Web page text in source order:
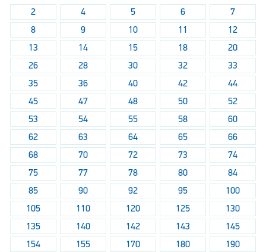
2 4 5 6
7
8
9 10 11
12
13
14 15 18
20
26
28 30 32
33
35
36 40 42
44
45
47 48 50
52
53
54 55 58
60
62
63 64 65
66
68
70 72 73
74
75
77 78 80
84
85
90 92 95
100
105
110 120 125
130
135
140 142 143
145
154
155 170 180 190